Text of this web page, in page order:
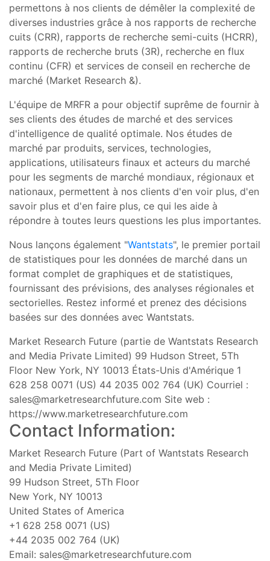
permettons à nos clients de démêler la complexité de
diverses industries grâce à nos rapports de recherche
cuits (CRR), rapports de recherche semi-cuits (HCRR),
rapports de recherche bruts (3R), recherche en flux
continu (CFR) et services de conseil en recherche de
marché (Market Research &).
L'équipe de MRFR a pour objectif suprême de fournir à
ses clients des études de marché et des services
d'intelligence de qualité optimale. Nos études de
marché par produits, services, technologies,
applications, utilisateurs finaux et acteurs du marché
pour les segments de marché mondiaux, régionaux et
nationaux, permettent à nos clients d'en voir plus, d'en
savoir plus et d'en faire plus, ce qui les aide à
répondre à toutes leurs questions les plus importantes.
Nous lançons également "Wantstats", le premier portail
de statistiques pour les données de marché dans un
format complet de graphiques et de statistiques,
fournissant des prévisions, des analyses régionales et
sectorielles. Restez informé et prenez des décisions
basées sur des données avec Wantstats.
Market Research Future (partie de Wantstats Research
and Media Private Limited) 99 Hudson Street, 5Th
Floor New York, NY 10013 États-Unis d'Amérique 1
628 258 0071 (US) 44 2035 002 764 (UK) Courriel :
sales@marketresearchfuture.com Site web :
https://www.marketresearchfuture.com
Contact Information:
Market Research Future (Part of Wantstats Research
and Media Private Limited)
99 Hudson Street, 5Th Floor
New York, NY 10013
United States of America
+1 628 258 0071 (US)
+44 2035 002 764 (UK)
Email: sales@marketresearchfuture.com